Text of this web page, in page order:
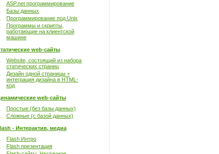
ASP.net программирование
Базы данных
Программирование под Unix
Программы и скрипты,
работающие на клиентской
машине
web-сайты
Website, состоящий из набора
статических страниц
Дизайн одной страницы +
интеграция дизайна в HTML-
код
web-сайты
Простые (без базы данных)
Сложные (с базой данных)
- Интерактив, медиа
Flash Интро
Flash презентация